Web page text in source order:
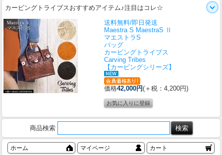
カービングトライブスおすすめアイテム♪注目はコレ☆
送料無料/即日発送
Maestra S MaestraS Ⅱ
マエストラS
バッグ
カービングトライブス
Carving Tribes
【カービングシリーズ】
価格42,000円(＋税：4,200円)
商品検索
ホーム マイページ カート